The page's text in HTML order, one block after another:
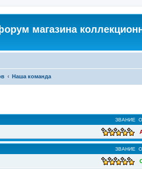
магазина
Наша команда
ЗВАНИЕ
ЗВАНИЕ